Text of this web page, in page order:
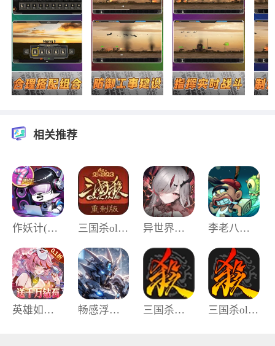
相关推荐
作妖计(内附礼包码)手机版 三国杀ol重制版 异世界的城主大人无广告版 李老八历险记汉化版
英雄如约而至福利版 畅感浮空岛官方版 三国杀互通版 三国杀ol十周年移动版